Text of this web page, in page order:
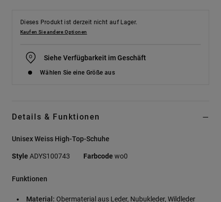
FAQ
ansehen
Dieses Produkt ist derzeit nicht auf Lager.
Kaufen Sie andere Optionen
Siehe Verfügbarkeit im Geschäft
Wählen Sie eine Größe aus
Details & Funktionen
Unisex Weiss High-Top-Schuhe
Style ADYS100743 Farbcode wo0
Funktionen
Material: Obermaterial aus Leder, Nubukleder, Wildleder